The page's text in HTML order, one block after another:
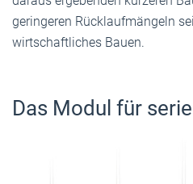
geringeren Rücklaufmängeln
wirtschaftliches Bauen.
Das Modul für